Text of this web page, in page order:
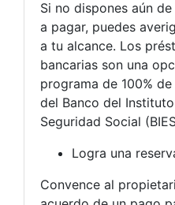
Si no dispones aún
a pagar, puedes
a tu alcance. Los
bancarias son una
programa de 100%
del Banco del
Seguridad Social
Logra una
Convence al